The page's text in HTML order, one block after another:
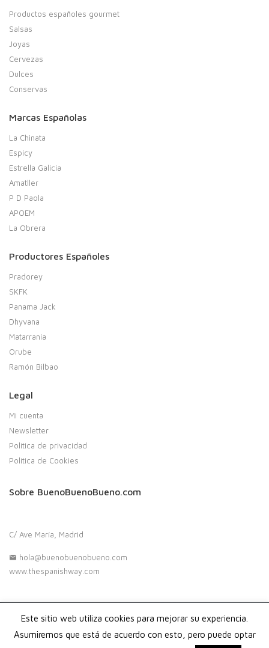
Productos españoles gourmet
Salsas
Joyas
Cervezas
Dulces
Conservas
Marcas Españolas
La Chinata
Espicy
Estrella Galicia
Amatller
P D Paola
APOEM
La Obrera
Productores Españoles
Pradorey
SKFK
Panama Jack
Dhyvana
Matarrania
Orube
Ramón Bilbao
Legal
Mi cuenta
Newsletter
Política de privacidad
Política de Cookies
Sobre BuenoBuenoBueno.com
C/ Ave María, Madrid
hola@buenobuenobueno.com
www.thespanishway.com
Copyright 2020. Buenobuenobueno.com - Todos los derechos
reservados
Este sitio web utiliza cookies para mejorar su experiencia.
Asumiremos que está de acuerdo con esto, pero puede optar